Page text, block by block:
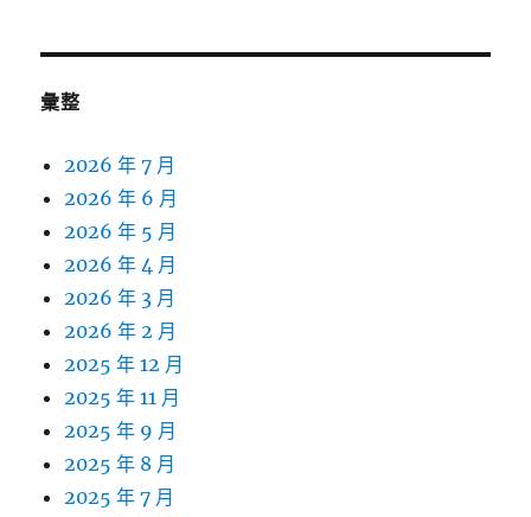
彙整
2026 年 7 月
2026 年 6 月
2026 年 5 月
2026 年 4 月
2026 年 3 月
2026 年 2 月
2025 年 12 月
2025 年 11 月
2025 年 9 月
2025 年 8 月
2025 年 7 月